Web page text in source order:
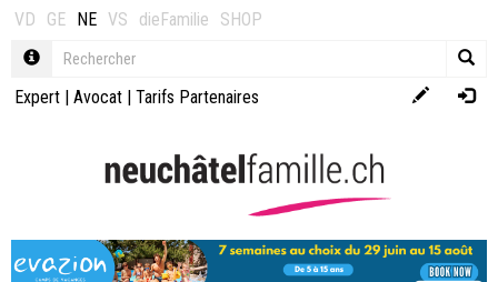
VD GE NE VS dieFamilie SHOP
Expert | Avocat | Tarifs Partenaires